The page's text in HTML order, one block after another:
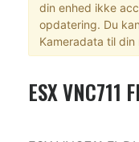
din enhed ikke
opdatering. Du
Kameradata til
ESX VNC711